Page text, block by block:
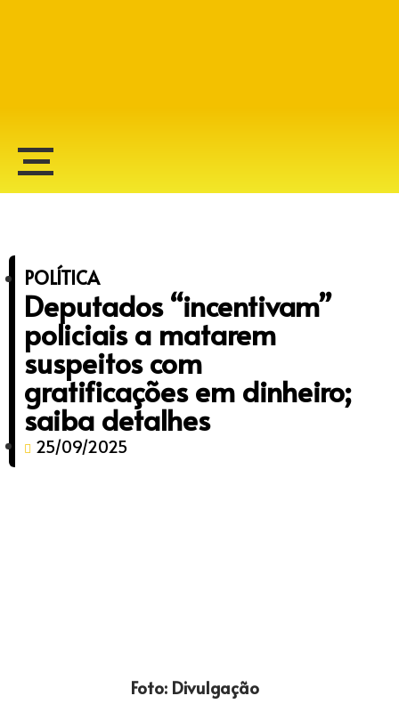
POLÍTICA
Deputados “incentivam”
policiais a matarem
suspeitos com
gratificações em dinheiro;
saiba detalhes
25/09/2025
Foto: Divulgação